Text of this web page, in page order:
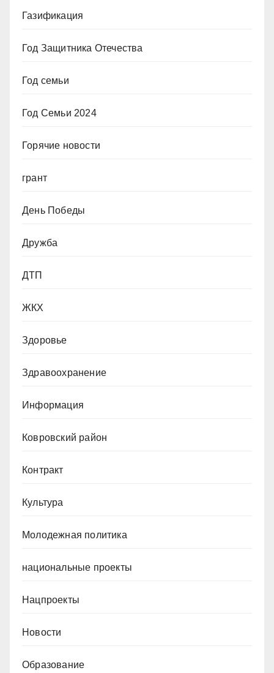
Газификация
Год Защитника Отечества
Год семьи
Год Семьи 2024
Горячие новости
грант
День Победы
Дружба
ДТП
ЖКХ
Здоровье
Здравоохранение
Информация
Ковровский район
Контракт
Культура
Молодежная политика
национальные проекты
Нацпроекты
Новости
Образование